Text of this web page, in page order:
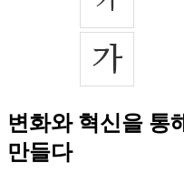
변화와 혁신을 통
만들다